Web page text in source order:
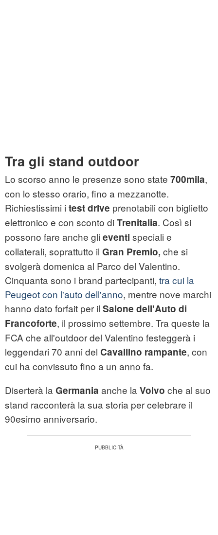
Tra gli stand outdoor
Lo scorso anno le presenze sono state 700mila,
con lo stesso orario, fino a mezzanotte.
Richiestissimi i test drive prenotabili con biglietto
elettronico e con sconto di Trenitalia. Così si
possono fare anche gli eventi speciali e
collaterali, soprattutto il Gran Premio, che si
svolgerà domenica al Parco del Valentino.
Cinquanta sono i brand partecipanti, tra cui la
Peugeot con l'auto dell'anno, mentre nove marchi
hanno dato forfait per il Salone dell'Auto di
Francoforte, il prossimo settembre. Tra queste la
FCA che all'outdoor del Valentino festeggerà i
leggendari 70 anni del Cavallino rampante, con
cui ha convissuto fino a un anno fa.
Diserterà la Germania anche la Volvo che al suo
stand racconterà la sua storia per celebrare il
90esimo anniversario.